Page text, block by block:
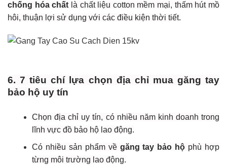
chống hóa chất là chất liệu cotton mềm mại, thấm hút mồ
hôi, thuận lợi sử dụng với các điều kiện thời tiết.
6. 7 tiêu chí lựa chọn địa chỉ mua găng tay
bảo hộ uy tín
Chọn địa chỉ uy tín, có nhiều năm kinh doanh trong
lĩnh vực đồ bảo hộ lao động.
Có nhiều sản phẩm về găng tay bảo hộ phù hợp
từng môi trường lao động.